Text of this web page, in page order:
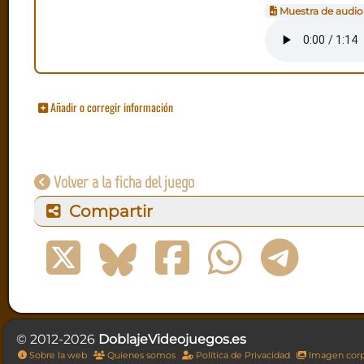
Muestra de audio
Añadir o corregir información
Volver a la ficha del juego
Compartir
© 2012-2026 DoblajeVideojuegos.es
Sobre la web Quienes somos Política de Privacidad Imagen